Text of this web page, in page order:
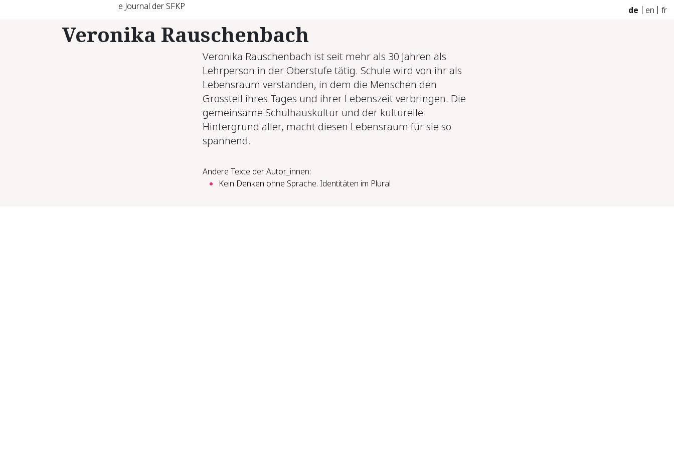
e Journal der SFKP de en fr
Veronika Rauschenbach
Veronika Rauschenbach ist seit mehr als 30 Jahren als
Lehrperson in der Oberstufe tätig. Schule wird von ihr als
Lebensraum verstanden, in dem die Menschen den
Grossteil ihres Tages und ihrer Lebenszeit verbringen. Die
gemeinsame Schulhauskultur und der kulturelle
Hintergrund aller, macht diesen Lebensraum für sie so
spannend.
Andere Texte der Autor_innen:
Kein Denken ohne Sprache. Identitäten im Plural